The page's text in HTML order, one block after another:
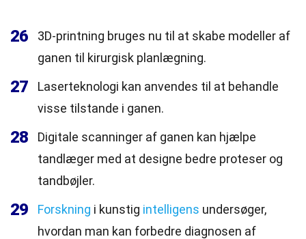
26
3D-printning bruges nu til at skabe modeller af
ganen til kirurgisk planlægning.
27
Laserteknologi kan anvendes til at behandle
visse tilstande i ganen.
28
Digitale scanninger af ganen kan hjælpe
tandlæger med at designe bedre proteser og
tandbøjler.
29 Forskning i kunstig intelligens undersøger,
hvordan man kan forbedre diagnosen af